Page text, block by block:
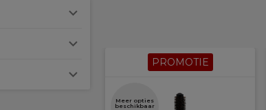
PROMOTIE
Meer opties
beschikbaar